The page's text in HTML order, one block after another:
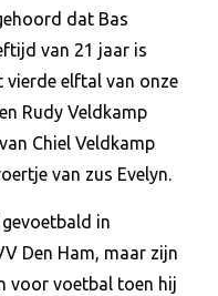
dat Bas
van 21 jaar is
vierde elftal van onze
Rudy Veldkamp
Chiel Veldkamp
van zus Evelyn.
in
Den Ham, maar zijn
voor voetbal toen hij